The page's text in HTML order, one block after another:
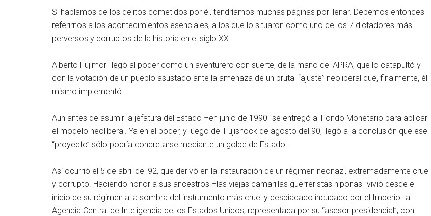
Si hablamos de los delitos cometidos por él, tendríamos muchas páginas por llenar. Debemos entonces
referirnos a los acontecimientos esenciales, a los que lo situaron como uno de los 7 dictadores más
perversos y corruptos de la historia en el siglo XX.
Alberto Fujimori llegó al poder como un aventurero con suerte, de la mano del APRA, que lo catapultó y
con la votación de un pueblo asustado ante la amenaza de un brutal “ajuste” neoliberal que, finalmente, él
mismo implementó.
Aun antes de asumir la jefatura del Estado –en junio de 1990- se entregó al Fondo Monetario para aplicar
el modelo neoliberal. Ya en el poder, y luego del Fujishock de agosto del 90, llegó a la conclusión que ese
“proyecto” sólo podría concretarse mediante un golpe de Estado.
Así ocurrió el 5 de abril del 92, que derivó en la instauración de un régimen neonazi, extremadamente cruel
y corrupto. Haciendo honor a sus ancestros –las viejas camarillas guerreristas niponas- vivió desde el
inicio de su régimen a la sombra del instrumento más cruel y despiadado incubado por el Imperio: la
Agencia Central de Inteligencia de los Estados Unidos, representada por su “asesor presidencial”, con